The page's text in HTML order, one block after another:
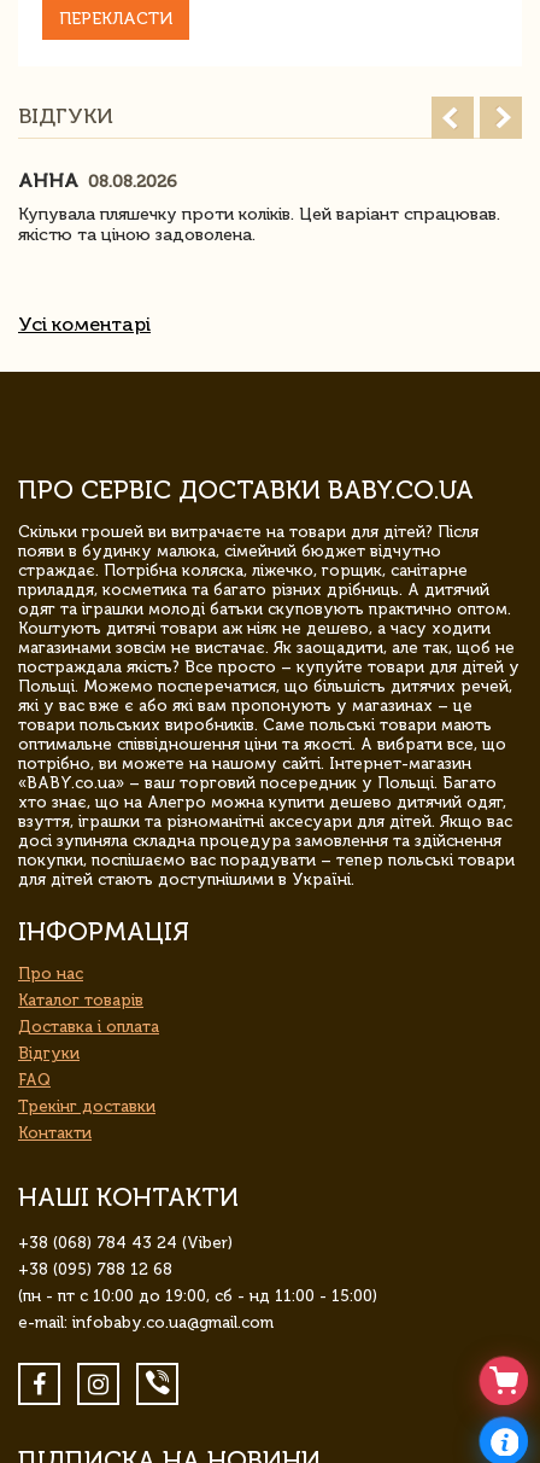
ПЕРЕКЛАСТИ
ВІДГУКИ
АННА 08.08.2026
Купувала пляшечку проти коліків. Цей варіант спрацював.
якістю та ціною задоволена.
Усі коментарі
ПРО СЕРВІС ДОСТАВКИ BABY.CO.UA
Скільки грошей ви витрачаєте на товари для дітей? Після
появи в будинку малюка, сімейний бюджет відчутно
страждає. Потрібна коляска, ліжечко, горщик, санітарне
приладдя, косметика та багато різних дрібниць. А дитячий
одяг та іграшки молоді батьки скуповують практично оптом.
Коштують дитячі товари аж ніяк не дешево, а часу ходити
магазинами зовсім не вистачає. Як заощадити, але так, щоб не
постраждала якість? Все просто – купуйте товари для дітей у
Польщі. Можемо посперечатися, що більшість дитячих речей,
які у вас вже є або які вам пропонують у магазинах – це
товари польських виробників. Саме польські товари мають
оптимальне співвідношення ціни та якості. А вибрати все, що
потрібно, ви можете на нашому сайті. Інтернет-магазин
«BABY.co.ua» – ваш торговий посередник у Польщі. Багато
хто знає, що на Алегро можна купити дешево дитячий одяг,
взуття, іграшки та різноманітні аксесуари для дітей. Якщо вас
досі зупиняла складна процедура замовлення та здійснення
покупки, поспішаємо вас порадувати – тепер польські товари
для дітей стають доступнішими в Україні.
ІНФОРМАЦІЯ
Про нас
Каталог товарів
Доставка і оплата
Відгуки
FAQ
Трекінг доставки
Контакти
НАШІ КОНТАКТИ
+38 (068) 784 43 24 (Viber)
+38 (095) 788 12 68
(пн - пт с 10:00 до 19:00, сб - нд 11:00 - 15:00)
e-mail: infobaby.co.ua@gmail.com